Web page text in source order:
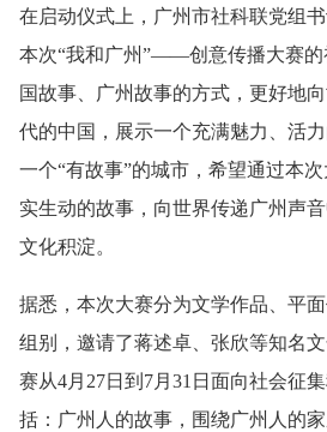
在启动仪式上，广州市社科联党组
本次“我和广州”——创意传播大赛的
国故事、广州故事的方式，更好地
代的中国，展示一个充满魅力、活
一个“有故事”的城市，希望通过本
实生动的故事，向世界传递广州声
文化积淀。
据悉，本次大赛分为文学作品、平
组别，邀请了蒋述卓、张欣等知名
赛从4月27日到7月31日面向社会征
括：广州人的故事，围绕广州人的